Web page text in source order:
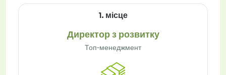
1. місце
Директор з розвитку
Топ-менеджмент